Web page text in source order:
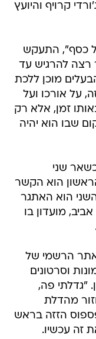
קרויף והיועץ
כסף", התעקש
רצה להרגיש עד
מוכן ללכת
על אורכו ועל
זמן, אלא רק
שבו הוא יהיה
שני
הוא הקשר
הוא האתגר
מועדון בו
לאתר הרשמי של
וסרטונים
"גדלתי פה,
16, שמח לחזור מהדלת
הזזה בראש
זה עכשיו.